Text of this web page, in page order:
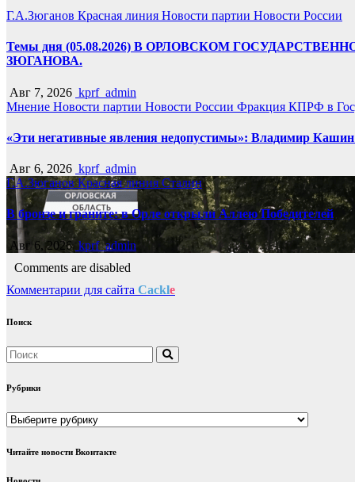
Г.А.Зюганов Красная линия Новости партии Новости России
Темы дня (05.08.2026) В ОРЛОВСКОМ
ЗЮГАНОВА.
Авг 7, 2026 kprf_admin
Мнение Новости партии Новости России Фракция КПРФ в
«Эти негативные явления недопустимы»: Владимир Кашин
Авг 6, 2026 kprf_admin
Г.А.ЗюгановКрасная линияСталин
В бронзе и граните: в Орле открыли Аллею Победителей
Авг 6, 2026 kprf_admin
Comments are disabled
Комментарии для сайта Cackle
Поиск
Рубрики
Рубрики
Читайте новости Вконтакте